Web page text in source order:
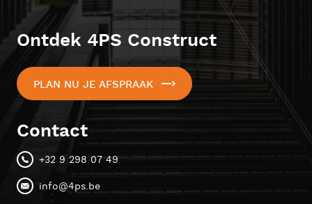
Ontdek 4PS Construct
PLAN NU JE AFSPRAAK
Contact
+32 9 298 07 49
info@4ps.be